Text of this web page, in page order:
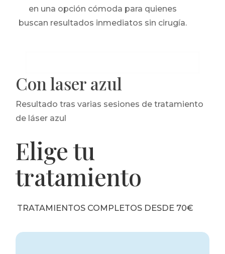
en una opción cómoda para quienes
buscan resultados inmediatos sin cirugía.
Con laser azul
Resultado tras varias sesiones de tratamiento
de láser azul
Elige tu
tratamiento
TRATAMIENTOS COMPLETOS DESDE 70€